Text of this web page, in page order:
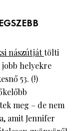
nászútjáttölti
helyekre
53. (!)
meg – de nem
amit Jennifer